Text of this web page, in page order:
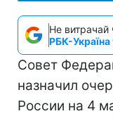
Не витрачай
РБК-Україна
Совет
назначил
России на 4